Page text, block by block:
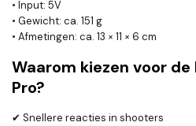
• Input: 5V
• Gewicht: ca. 151 g
• Afmetingen: ca. 13 × 11 × 6 cm
Waarom kiezen voor de
Pro?
✔ Snellere reacties in shooters